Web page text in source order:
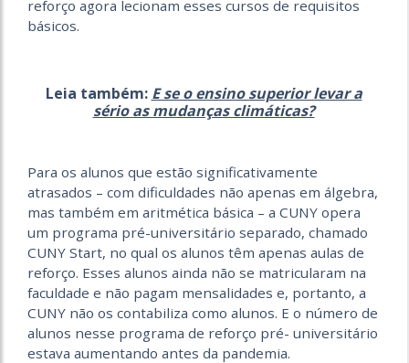
reforço agora lecionam esses cursos de requisitos
básicos.
Leia também: E se o ensino superior levar a
sério as mudanças climáticas?
Para os alunos que estão significativamente
atrasados – com dificuldades não apenas em álgebra,
mas também em aritmética básica – a CUNY opera
um programa pré-universitário separado, chamado
CUNY Start, no qual os alunos têm apenas aulas de
reforço. Esses alunos ainda não se matricularam na
faculdade e não pagam mensalidades e, portanto, a
CUNY não os contabiliza como alunos. E o número de
alunos nesse programa de reforço pré- universitário
estava aumentando antes da pandemia.